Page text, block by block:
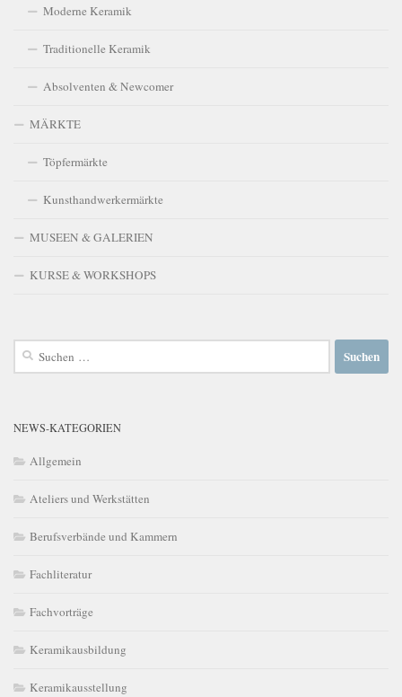
Moderne Keramik
Traditionelle Keramik
Absolventen & Newcomer
MÄRKTE
Töpfermärkte
Kunsthandwerkermärkte
MUSEEN & GALERIEN
KURSE & WORKSHOPS
Suchen
NEWS-KATEGORIEN
Allgemein
Ateliers und Werkstätten
Berufsverbände und Kammern
Fachliteratur
Fachvorträge
Keramikausbildung
Keramikausstellung